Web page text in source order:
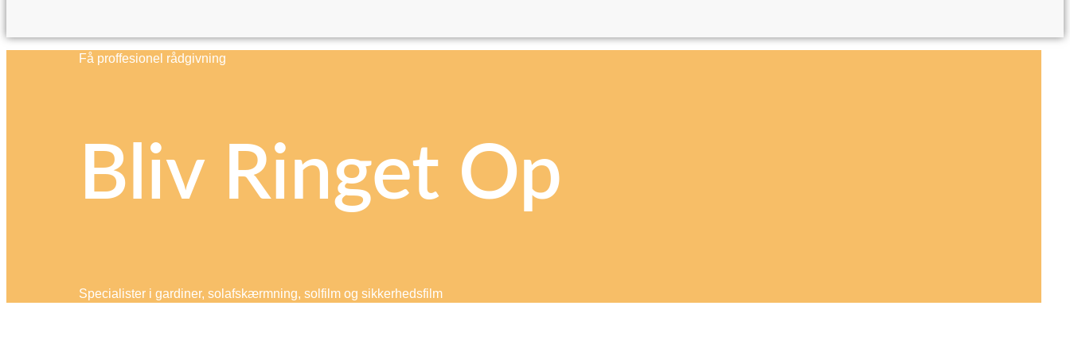
Få proffesionel rådgivning
Bliv Ringet Op
Specialister i gardiner, solafskærmning, solfilm og sikkerhedsfilm